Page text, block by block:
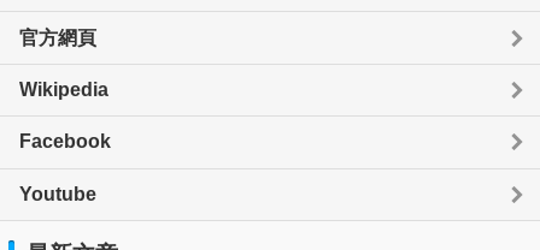
官方網頁
Wikipedia
Facebook
Youtube